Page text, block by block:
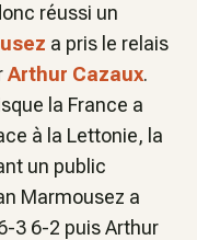
réussi un
a pris le relais
Arthur Cazaux.
la France a
à la Lettonie, la
un public
Marmousez a
3 6-2 puis Arthur